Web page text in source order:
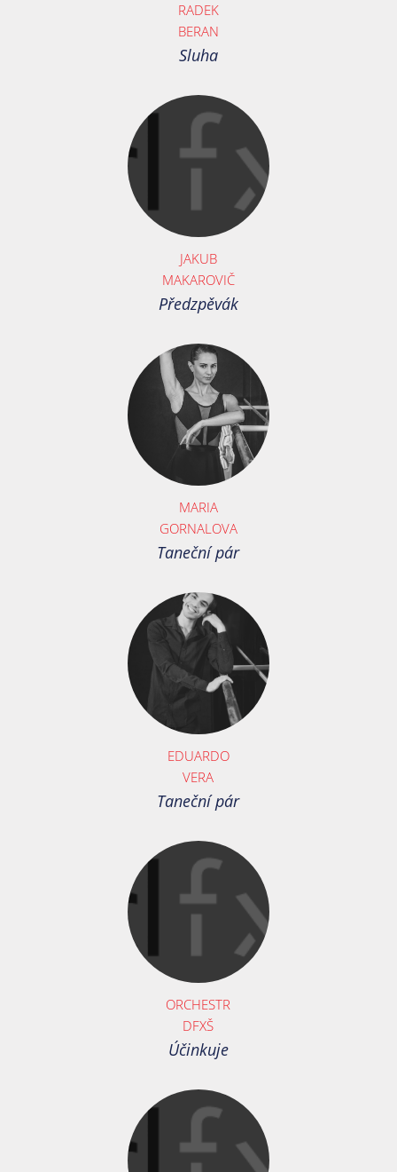
RADEK
BERAN
Sluha
JAKUB
MAKAROVIČ
Předzpěvák
MARIA
GORNALOVA
Taneční pár
EDUARDO
VERA
Taneční pár
ORCHESTR
DFXŠ
Účinkuje